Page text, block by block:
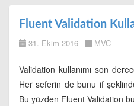
Fluent Validation
31. Ekim 2016 MVC
Validation kullanımı son
Her seferin de bunu if
Bu yüzden Fluent Validation